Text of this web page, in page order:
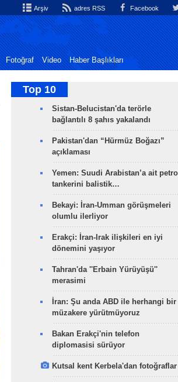
Arşiv adres RSS Facebook
Fotoğraf Video Haber Başlıkları
Top 10
Sistan-Belucistan'da terörle
bağlantılı 8 şahıs yakalandı
Pakistan'dan “Hürmüz Boğazı”
açıklaması
Yemen: Suudi Arabistan’a ait petrol
tankerini balistik…
Bekayi: İran-Umman görüşmeleri
olumlu ilerliyor
Erakçi: İran-Irak ilişkileri en iyi
dönemini yaşıyor
Tahran'da ''Erbain Yürüyüşü''
merasimi
İran: Şu anda ABD ile herhangi bir
müzakere yürütmüyoruz
Bakan Erakçi'nin telefon
diplomasisi sürüyor
Kutsal kent Kerbela'dan fotoğraflar